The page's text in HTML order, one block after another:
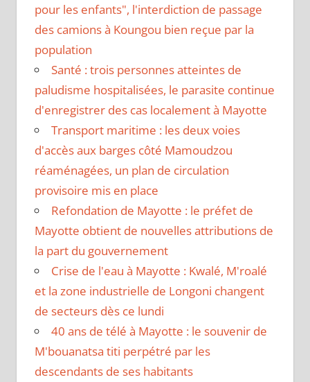
pour les enfants", l'interdiction de passage
des camions à Koungou bien reçue par la
population
Santé : trois personnes atteintes de
paludisme hospitalisées, le parasite continue
d'enregistrer des cas localement à Mayotte
Transport maritime : les deux voies
d'accès aux barges côté Mamoudzou
réaménagées, un plan de circulation
provisoire mis en place
Refondation de Mayotte : le préfet de
Mayotte obtient de nouvelles attributions de
la part du gouvernement
Crise de l'eau à Mayotte : Kwalé, M'roalé
et la zone industrielle de Longoni changent
de secteurs dès ce lundi
40 ans de télé à Mayotte : le souvenir de
M'bouanatsa titi perpétré par les
descendants de ses habitants